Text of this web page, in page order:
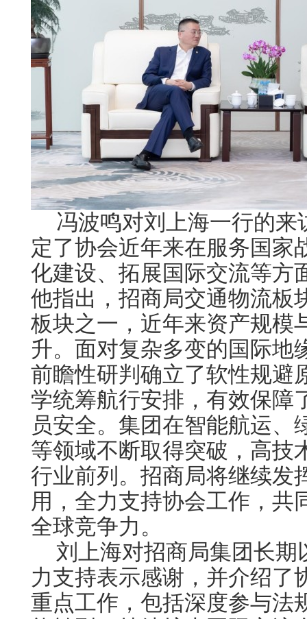
冯波鸣对刘上海一行的来
定了协会近年来在服务国家
化建设、拓展国际交流等方
他指出，招商局交通物流板
板块之一，近年来资产规模
升。面对复杂多变的国际地
前瞻性研判确立了软性规避
学统筹航行安排，有效保障
员安全。集团在智能航运、
等领域不断取得突破，高技
行业前列。招商局将继续发
用，全力支持协会工作，共
全球竞争力。
刘上海对招商局集团长期
力支持表示感谢，并介绍了
重点工作，包括深度参与法